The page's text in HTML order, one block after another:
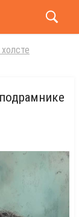
подрамнике 40х50